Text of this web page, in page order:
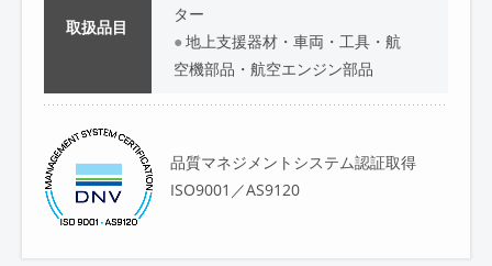
取扱品目
ター
地上支援器材・車両・工具・航
空機部品・航空エンジン部品
品質マネジメントシステム認証取得
ISO9001／AS9120